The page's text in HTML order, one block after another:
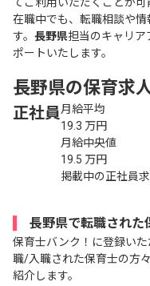
在職中でも、転職相談や
す。 長野県担当のキャリア
ポートいたします。
長野県の保育求
正社員月給平均
19.3 万円
月給中央値
19.5 万円
掲載中の正社員
長野県で転職された
保育士バンク！に登録い
職/入職された保育士の方
紹介します。